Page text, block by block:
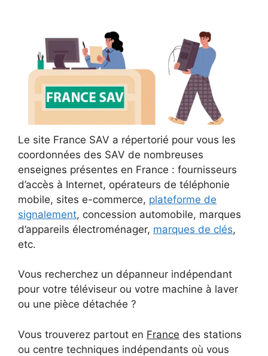
Le site France SAV a répertorié pour vous les
coordonnées des SAV de nombreuses
enseignes présentes en France : fournisseurs
d’accès à Internet, opérateurs de téléphonie
mobile, sites e-commerce, plateforme de
signalement, concession automobile, marques
d’appareils électroménager, marques de clés,
etc.
Vous recherchez un dépanneur indépendant
pour votre téléviseur ou votre machine à laver
ou une pièce détachée ?
Vous trouverez partout en France des stations
ou centre techniques indépendants où vous